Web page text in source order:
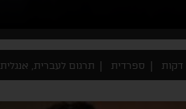
ספרדית תרגום לעברית, אנגלית